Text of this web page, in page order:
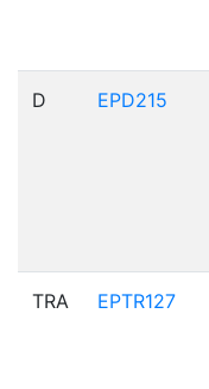
D EPD215
TRA EPTR127